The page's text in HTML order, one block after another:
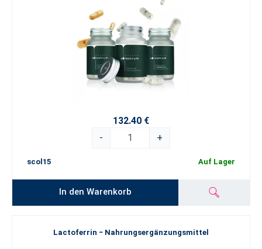
132.40 €
-
+
scol15 Auf Lager
In den Warenkorb
Lactoferrin − Nahrungsergänzungsmittel